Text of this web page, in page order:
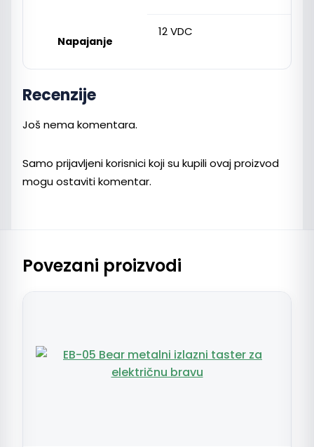
Napajanje
12 VDC
Recenzije
Još nema komentara.
Samo prijavljeni korisnici koji su kupili ovaj proizvod
mogu ostaviti komentar.
Povezani proizvodi